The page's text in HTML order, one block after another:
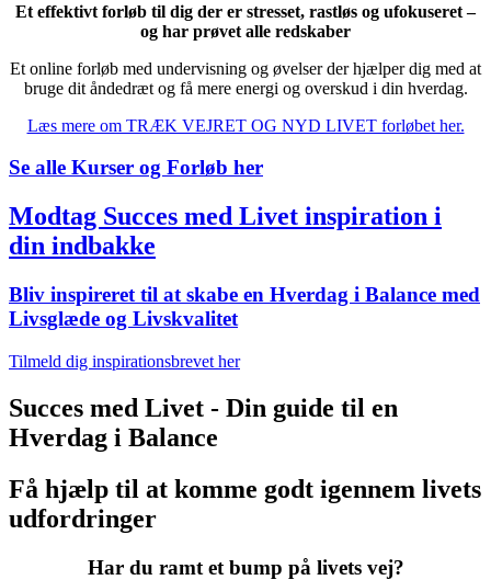
Et effektivt forløb til dig der er stresset, rastløs og ufokuseret –
og har prøvet alle redskaber
Et online forløb med undervisning og øvelser der hjælper dig med at
bruge dit åndedræt og få mere energi og overskud i din hverdag.
Læs mere om TRÆK VEJRET OG NYD LIVET forløbet her.
Se alle Kurser og Forløb her
Modtag Succes med Livet inspiration i
din indbakke
Bliv inspireret til at skabe en Hverdag i Balance med
Livsglæde og Livskvalitet
Tilmeld dig inspirationsbrevet her
Succes med Livet - Din guide til en
Hverdag i Balance
Få hjælp til at komme godt igennem livets
udfordringer
Har du ramt et bump på livets vej?